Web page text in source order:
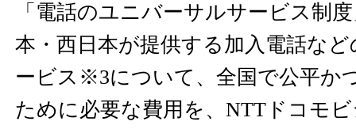
「電話のユニバーサルサービス制
本・西日本が提供する加入電話な
ービス※3について、全国で公平か
ために必要な費用を、NTTドコモ